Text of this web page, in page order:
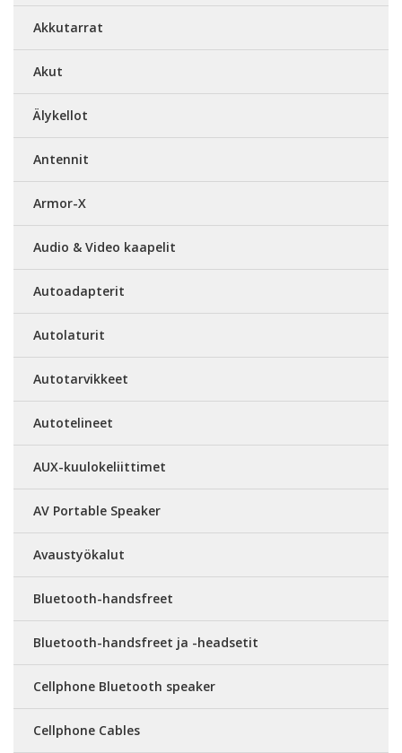
Akkutarrat
Akut
Älykellot
Antennit
Armor-X
Audio & Video kaapelit
Autoadapterit
Autolaturit
Autotarvikkeet
Autotelineet
AUX-kuulokeliittimet
AV Portable Speaker
Avaustyökalut
Bluetooth-handsfreet
Bluetooth-handsfreet ja -headsetit
Cellphone Bluetooth speaker
Cellphone Cables